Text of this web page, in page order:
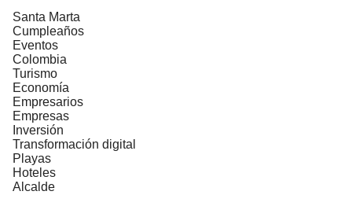
Santa Marta
Cumpleaños
Eventos
Colombia
Turismo
Economía
Empresarios
Empresas
Inversión
Transformación digital
Playas
Hoteles
Alcalde